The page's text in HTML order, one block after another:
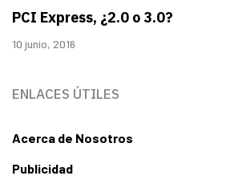
PCI Express, ¿2.0 o 3.0?
10 junio, 2016
ENLACES ÚTILES
Acerca de Nosotros
Publicidad